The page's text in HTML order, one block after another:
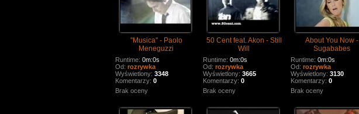
''Musica'' - Paolo
Meneguzzi
Runtime: 0m:0s
Od: rozrywka
Wyświetlony: 3348
Komentarzy: 0
Brak oceny
50 Cent feat. Akon - Still
Will
Runtime: 0m:0s
Od: rozrywka
Wyświetlony: 3665
Komentarzy: 0
Brak oceny
About You Now -
Sugababes
Runtime: 0m:0s
Od: rozrywka
Wyświetlony: 3130
Komentarzy: 0
Brak oceny